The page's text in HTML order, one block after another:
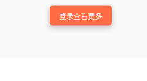
登录查看更多